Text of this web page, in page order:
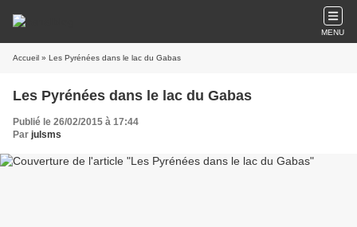
MENU
Accueil » Les Pyrénées dans le lac du Gabas
Les Pyrénées dans le lac du Gabas
Publié le 26/02/2015 à 17:44
Par julsms